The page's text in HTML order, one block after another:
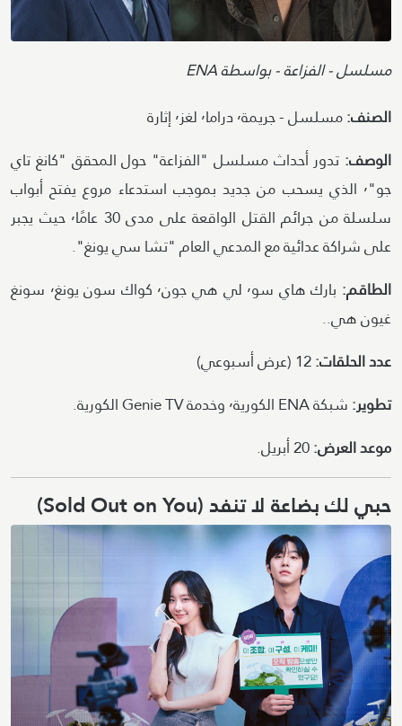
Attribution
مسلسل - الفزاعة - بواسطة ENA
الصنف:مسلسل - جريمة٬ دراما٬ لغز٬ إثارة
الوصف:تدور أحداث مسلسل "الفزاعة" حول المحقق "كانغ تاي
جو"٬ الذي يسحب من جديد بموجب استدعاء مروع يفتح أبواب
سلسلة من جرائم القتل الواقعة على مدى 30 عامًا٬ حيث يجبر
على شراكة عدائية مع المدعي العام "تشا سي يونغ".
الطاقم:
بارك هاي سو٬ لي هي جون٬ كواك سون يونغ٬ سونغ
غيون هي..
عدد الحلقات:12 (عرض أسبوعي)
تطوير:شبكة ENA الكورية٬ وخدمة Genie TV الكورية.
موعد العرض:20 أبريل.
حبي لك بضاعة لا تنفد (Sold Out on You)
Image